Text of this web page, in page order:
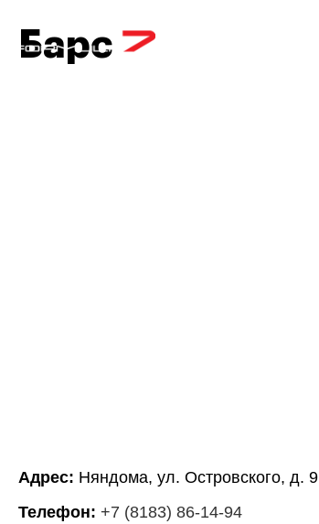
Барс
Адрес: Няндома, ул. Островского, д. 9
Телефон: +7 (8183) 86-14-94